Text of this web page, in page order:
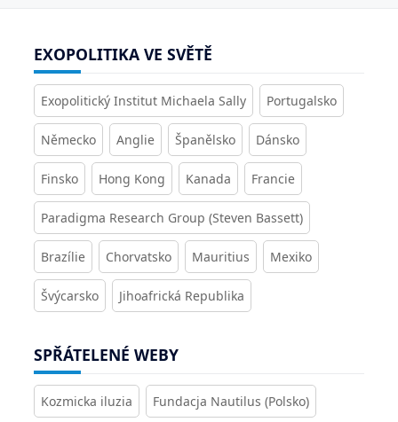
EXOPOLITIKA VE SVĚTĚ
Exopolitický Institut Michaela Sally Portugalsko
Německo Anglie Španělsko Dánsko
Finsko Hong Kong Kanada Francie
Paradigma Research Group (Steven Bassett)
Brazílie Chorvatsko Mauritius Mexiko
Švýcarsko Jihoafrická Republika
SPŘÁTELENÉ WEBY
Kozmicka iluzia Fundacja Nautilus (Polsko)